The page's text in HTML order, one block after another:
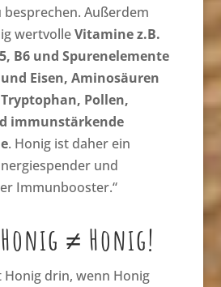
besprechen. Außerdem
wertvolleVitaminez.B.
B6 und Spurenelemente
Eisen, Aminosäuren
Pollen,
immunstärkende
. Honig ist daher ein
und
Immunbooster.“
Honig ≠ Honig!
drin, wenn Honig